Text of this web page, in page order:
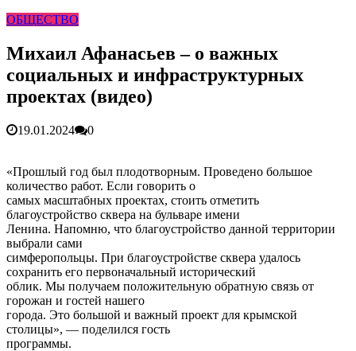
Правительство России выделит Крыму дополнительные
Более 25 тысяч «квадратов» преобразятся в ближайшее
время...26.02.2026
В Симферополе очищают реку Салгир: работы ведутся
от Потёмкинской до Гагарина...
ОБЩЕСТВО
Михаил Афанасьев – о важных
социальных и инфраструктурных
проектах (видео)
19.01.2024 0
«Прошлый год был плодотворным. Проведено большое
количество работ. Если говорить о
самых масштабных проектах, стоить отметить
благоустройство сквера на бульваре имени
Ленина. Напомню, что благоустройство данной территории
выбрали сами
симферопольцы. При благоустройстве сквера удалось
сохранить его первоначальный исторический
облик. Мы получаем положительную обратную связь от
горожан и гостей нашего
города. Это большой и важный проект для крымской
столицы», — поделился гость
программы.